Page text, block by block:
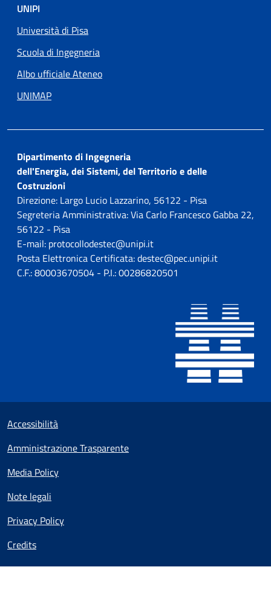
UNIPI
Università di Pisa
Scuola di Ingegneria
Albo ufficiale Ateneo
UNIMAP
Dipartimento di Ingegneria
dell'Energia, dei Sistemi, del Territorio e delle
Costruzioni
Direzione: Largo Lucio Lazzarino, 56122 - Pisa
Segreteria Amministrativa: Via Carlo Francesco Gabba 22,
56122 - Pisa
E-mail: protocollodestec@unipi.it
Posta Elettronica Certificata: destec@pec.unipi.it
C.F.: 80003670504 - P.I.: 00286820501
Small prints
Sezione Link utili
Accessibilità
Amministrazione Trasparente
Media Policy
Note legali
Privacy Policy
Credits